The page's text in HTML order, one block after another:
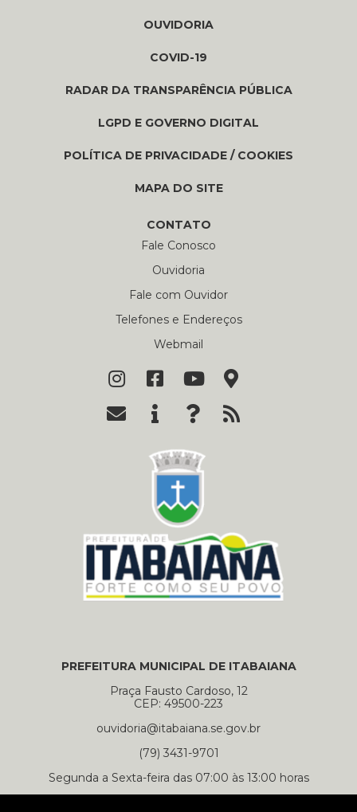
OUVIDORIA
COVID-19
RADAR DA TRANSPARÊNCIA PÚBLICA
LGPD E GOVERNO DIGITAL
POLÍTICA DE PRIVACIDADE / COOKIES
MAPA DO SITE
CONTATO
Fale Conosco
Ouvidoria
Fale com Ouvidor
Telefones e Endereços
Webmail
PREFEITURA MUNICIPAL DE ITABAIANA
Praça Fausto Cardoso, 12
CEP: 49500-223
ouvidoria@itabaiana.se.gov.br
(79) 3431-9701
Segunda a Sexta-feira das 07:00 às 13:00 horas